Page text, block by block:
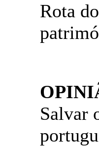
Rota
Salvar